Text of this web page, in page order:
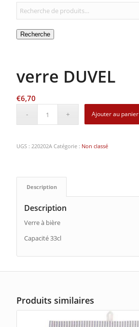
Recherche
verre DUVEL
€6,70
Ajouter au panier
UGS : 220202A Catégorie : Non classé
Description
Description
Verre à bière
Capacité 33cl
Produits similaires